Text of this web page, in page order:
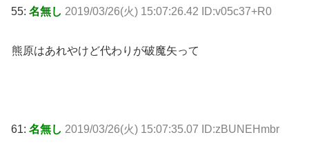
55: 名無し 2019/03/26(火) 15:07:26.42 ID:v05c37+R0
熊原はあれやけど代わりが破魔矢って
61: 名無し 2019/03/26(火) 15:07:35.07 ID:zBUNEHmbr